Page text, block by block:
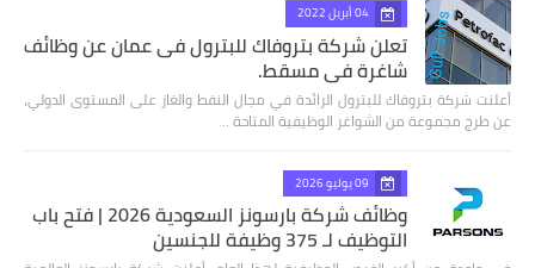
04 أبريل 2022
تعلن شركة بتروفاك للبترول فى عمان عن وظائف
شاغرة في مسقط.
أعلنت شركة بتروفاك للبترول الرائدة في مجال النفط والغاز على المستوى الدولي،
عن طرج مجموعة من الشواغر الوظيفية المتاحة …
09 يوليو 2026
وظائف شركة بارسونز السعودية 2026 | فتح باب
التوظيف لـ 375 وظيفة للجنسين